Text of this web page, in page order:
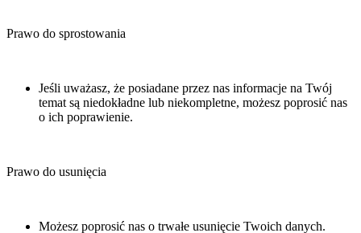
Prawo do sprostowania
Jeśli uważasz, że posiadane przez nas informacje na Twój
temat są niedokładne lub niekompletne, możesz poprosić nas
o ich poprawienie.
Prawo do usunięcia
Możesz poprosić nas o trwałe usunięcie Twoich danych.